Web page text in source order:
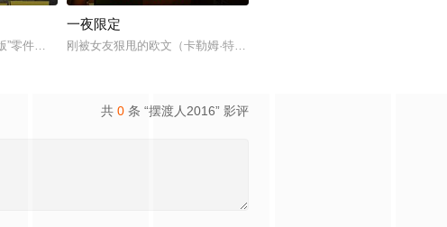
Olivia Wilde 饰）那里找到了一份工作，当她邀请他成为自己的灵感缪斯时
的必要性，鞭挞了追金，虚荣等错误的观念，让人在捧腹之余感受到人性人情之美
”零件遗落盲女薛薇薇家中，为了找回丢失的东西，宏光无意中伪装成车王与薇薇进
一夜限定
刚被女友狠甩的欧文（卡勒姆·特纳 饰）和满怀浪漫情怀和希望的艾莉
共 0 条 “摆渡人2016” 影评